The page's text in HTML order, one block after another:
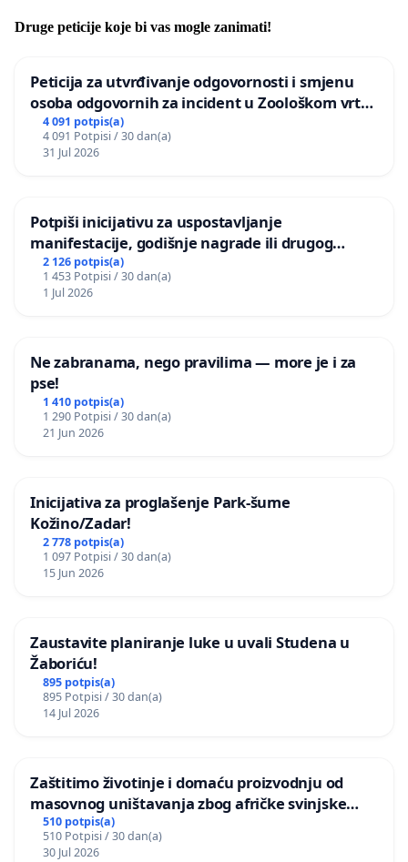
Druge peticije koje bi vas mogle zanimati!
Peticija za utvrđivanje odgovornosti i smjenu
osoba odgovornih za incident u Zoološkom vrtu
Grada Zagreba
4 091 potpis(a)
4 091 Potpisi / 30 dan(a)
31 Jul 2026
Potpiši inicijativu za uspostavljanje
manifestacije, godišnje nagrade ili drugog
javnog događaja „Edin Avdić“ u Sarajevu
2 126 potpis(a)
1 453 Potpisi / 30 dan(a)
1 Jul 2026
Ne zabranama, nego pravilima — more je i za
pse!
1 410 potpis(a)
1 290 Potpisi / 30 dan(a)
21 Jun 2026
Inicijativa za proglašenje Park-šume
Kožino/Zadar!
2 778 potpis(a)
1 097 Potpisi / 30 dan(a)
15 Jun 2026
Zaustavite planiranje luke u uvali Studena u
Žaboriću!
895 potpis(a)
895 Potpisi / 30 dan(a)
14 Jul 2026
Zaštitimo životinje i domaću proizvodnju od
masovnog uništavanja zbog afričke svinjske
kuge
510 potpis(a)
510 Potpisi / 30 dan(a)
30 Jul 2026